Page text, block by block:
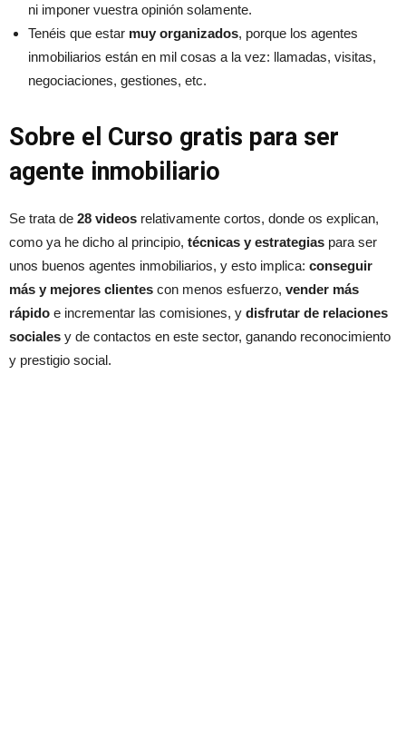
ni imponer vuestra opinión solamente.
Tenéis que estar muy organizados, porque los agentes
inmobiliarios están en mil cosas a la vez: llamadas, visitas,
negociaciones, gestiones, etc.
Sobre el Curso gratis para ser
agente inmobiliario
Se trata de 28 videos relativamente cortos, donde os explican,
como ya he dicho al principio, técnicas y estrategias para ser
unos buenos agentes inmobiliarios, y esto implica: conseguir
más y mejores clientes con menos esfuerzo, vender más
rápido e incrementar las comisiones, y disfrutar de relaciones
sociales y de contactos en este sector, ganando reconocimiento
y prestigio social.